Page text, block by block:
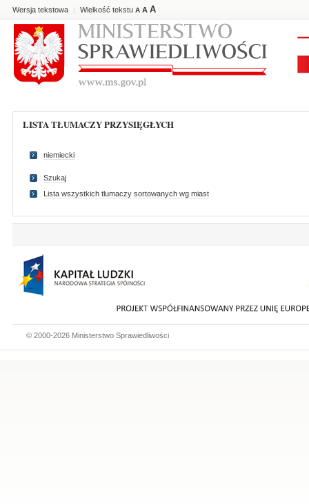
Wersja tekstowa | Wielkość tekstu A A A
LISTA TŁUMACZY PRZYSIĘGŁYCH
niemiecki
Szukaj
Lista wszystkich tlumaczy sortowanych wg miast
© 2000-2026 Ministerstwo Sprawiedliwości